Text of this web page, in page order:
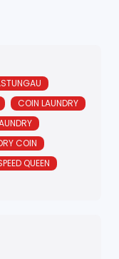
COIN LAUNDRY
COIN
QUEEN